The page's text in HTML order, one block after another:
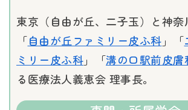
東京（自由が丘、二子玉）と神
「自由が丘ファミリー皮ふ科 」「
ミリー皮ふ科」「溝の口駅前皮膚
る医療法人義恵会 理事長。